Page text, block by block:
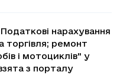
нарахування
торгiвля; ремонт
i мотоциклiв" у
з порталу